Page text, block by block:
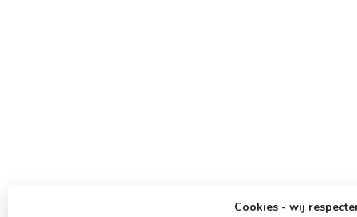
Cookies - wij